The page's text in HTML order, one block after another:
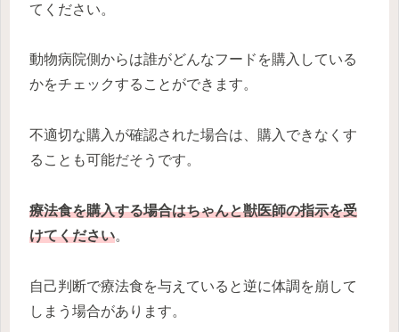
てください。
動物病院側からは誰がどんなフードを購入している
かをチェックすることができます。
不適切な購入が確認された場合は、購入できなくす
ることも可能だそうです。
療法食を購入する場合はちゃんと獣医師の指示を受
けてください。
自己判断で療法食を与えていると逆に体調を崩して
しまう場合があります。